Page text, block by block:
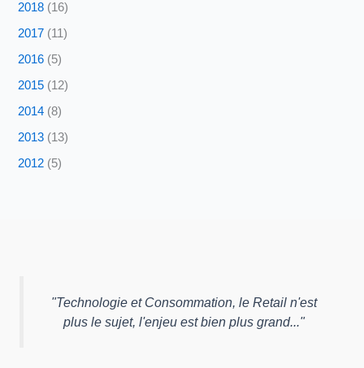
2018 (16)
2017 (11)
2016 (5)
2015 (12)
2014 (8)
2013 (13)
2012 (5)
"Technologie et Consommation, le Retail n'est
plus le sujet, l'enjeu est bien plus grand... "